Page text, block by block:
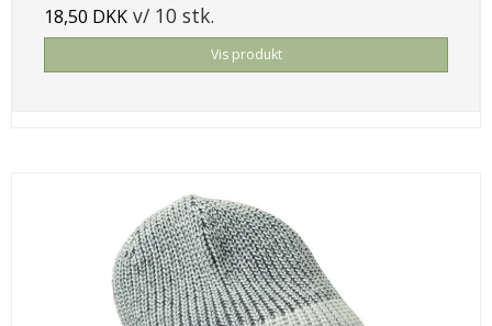
18,50 DKK v/ 10 stk.
Vis produkt